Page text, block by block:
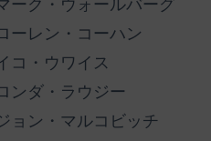
ーク・ウォールバーグ
ーレン・コーハン
コ・ウワイス
ンダ・ラウジー
ョン・マルコビッチ